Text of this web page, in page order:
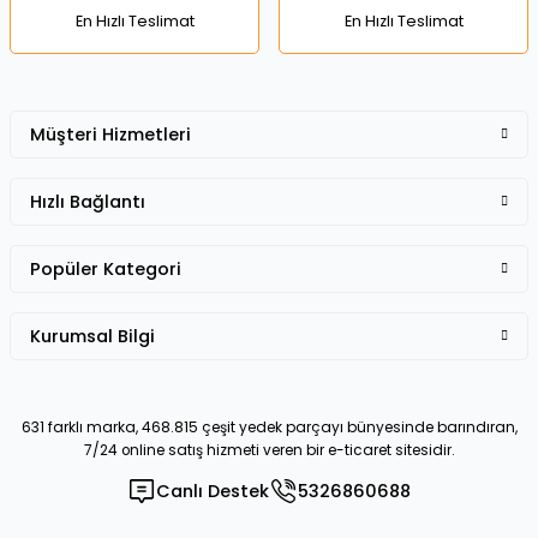
En Hızlı Teslimat En Hızlı Teslimat
631 farklı marka, 468.815 çeşit yedek parçayı bünyesinde barındıran,
7/24 online satış hizmeti veren bir e-ticaret sitesidir.
Canlı Destek 5326860688
Müşteri Hizmetleri
Hızlı Bağlantı
Popüler Kategori
Kurumsal Bilgi